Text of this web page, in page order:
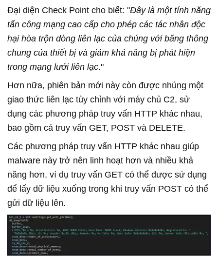
Đại diện Check Point cho biết: "Đây là một tính năng
tấn công mạng cao cấp cho phép các tác nhân độc
hại hòa trộn dòng liên lạc của chúng với băng thông
chung của thiết bị và giảm khả năng bị phát hiện
trong mạng lưới liên lạc."
Hơn nữa, phiên bản mới này còn được nhúng một
giao thức liên lạc tùy chỉnh với máy chủ C2, sử
dụng các phương pháp truy vấn HTTP khác nhau,
bao gồm cả truy vấn GET, POST và DELETE.
Các phương pháp truy vấn HTTP khác nhau giúp
malware này trở nên linh hoạt hơn và nhiều khả
năng hơn, ví dụ truy vấn GET có thể được sử dụng
để lấy dữ liệu xuống trong khi truy vấn POST có thể
gửi dữ liệu lên.